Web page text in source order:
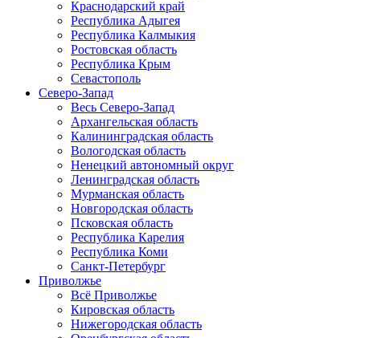
Краснодарский край
Республика Адыгея
Республика Калмыкия
Ростовская область
Республика Крым
Севастополь
Северо-Запад
Весь Северо-Запад
Архангельская область
Калининградская область
Вологодская область
Ненецкий автономный округ
Ленинградская область
Мурманская область
Новгородская область
Псковская область
Республика Карелия
Республика Коми
Санкт-Петербург
Приволжье
Всё Приволжье
Кировская область
Нижегородская область